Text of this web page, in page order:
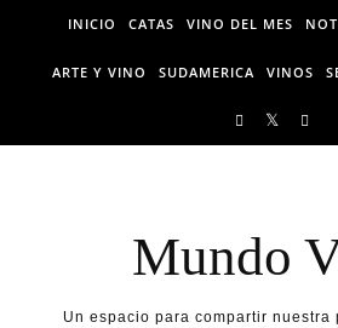
Skip to content
INICIO CATAS VINO DEL MES
ARTE Y VINO SUDAMERICA VINOS
Mundo
Un espacio para compartir nuestra